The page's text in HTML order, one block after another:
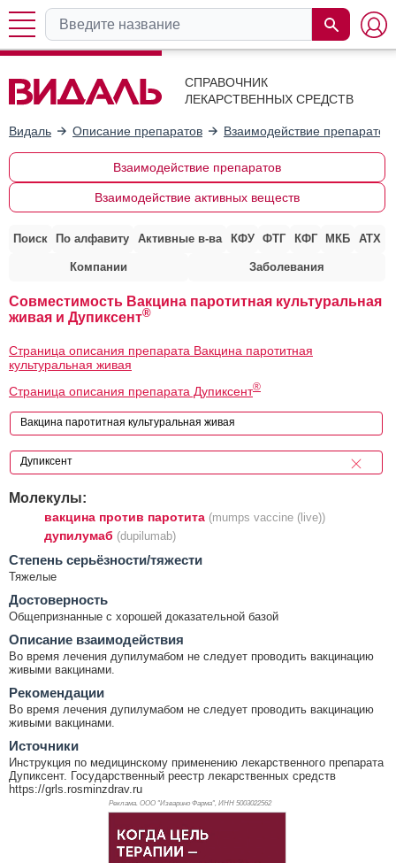
СПРАВОЧНИК
ЛЕКАРСТВЕННЫХ СРЕДСТВ
Видаль Описание препаратов Взаимодействие препаратов
Взаимодействие препаратов
Взаимодействие активных веществ
Поиск По алфавиту Активные в-ва КФУ ФТГ КФГ МКБ АТХ
Компании Заболевания
Совместимость Вакцина паротитная культуральная
живая и Дупиксент®
Страница описания препарата Вакцина паротитная
культуральная живая
Страница описания препарата Дупиксент®
Молекулы:
вакцина против паротита (mumps vaccine (live))
дупилумаб (dupilumab)
Cтепень серьёзности/тяжести
Тяжелые
Достоверность
Общепризнанные с хорошей доказательной базой
Описание взаимодействия
Во время лечения дупилумабом не следует проводить вакцинацию
живыми вакцинами.
Рекомендации
Во время лечения дупилумабом не следует проводить вакцинацию
живыми вакцинами.
Источники
Инструкция по медицинскому применению лекарственного препарата
Дупиксент. Государственный реестр лекарственных средств
https://grls.rosminzdrav.ru
Реклама. ООО "Изварино Фарма", ИНН 5003022562